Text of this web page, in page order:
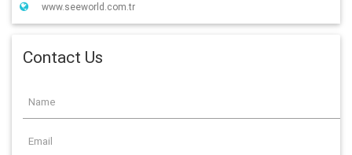
www.seeworld.com.tr
Contact Us